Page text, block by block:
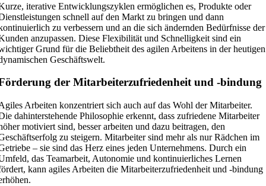
iterative Entwicklungszyklen ermöglichen es, Produkte oder
schnell auf den Markt zu bringen und dann
zu verbessern und an die sich ändernden Bedürfnisse der
anzupassen. Diese Flexibilität und Schnelligkeit sind ein
Grund für die Beliebtheit des agilen Arbeitens in der heutigen
Geschäftswelt.
der Mitarbeiterzufriedenheit und -bindung
Arbeiten konzentriert sich auch auf das Wohl der Mitarbeiter.
dahinterstehende Philosophie erkennt, dass zufriedene Mitarbeiter
motiviert sind, besser arbeiten und dazu beitragen, den
zu steigern. Mitarbeiter sind mehr als nur Rädchen im
– sie sind das Herz eines jeden Unternehmens. Durch ein
das Teamarbeit, Autonomie und kontinuierliches Lernen
kann agiles Arbeiten die Mitarbeiterzufriedenheit und -bindung